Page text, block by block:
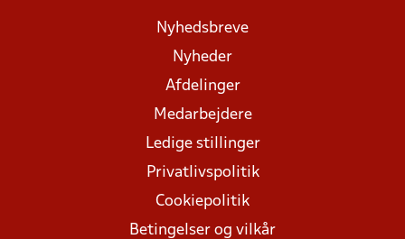
Nyhedsbreve
Nyheder
Afdelinger
Medarbejdere
Ledige stillinger
Privatlivspolitik
Cookiepolitik
Betingelser og vilkår